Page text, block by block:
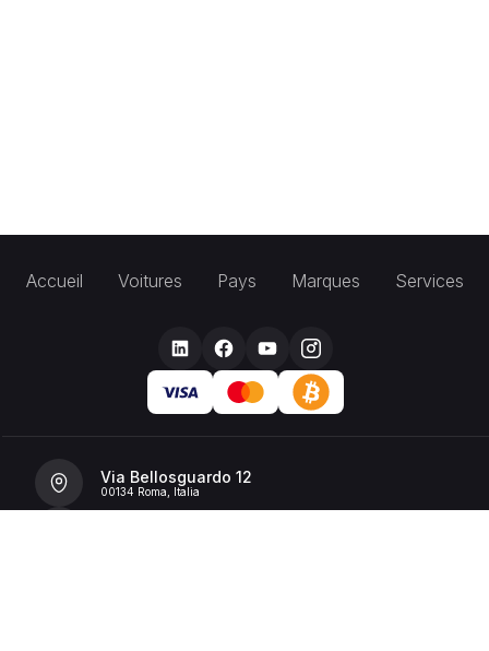
Accueil Voitures Pays Marques Services
Via Bellosguardo 12
00134 Roma, Italia